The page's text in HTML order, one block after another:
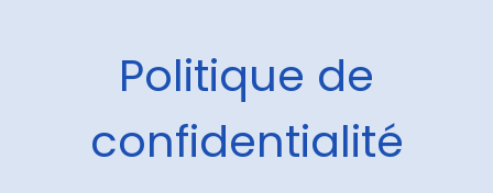
Politique de
confidentialité